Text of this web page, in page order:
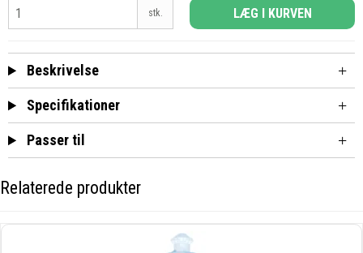
stk. LÆG I KURVEN
Beskrivelse
Specifikationer
Passer til
Relaterede produkter